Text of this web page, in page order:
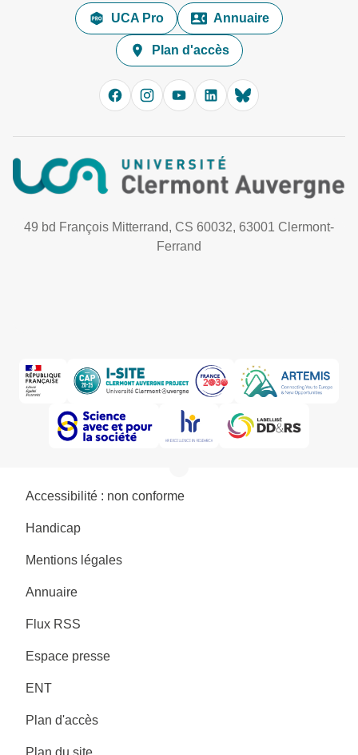
UCA Pro Annuaire
Plan d'accès
49 bd François Mitterrand, CS 60032, 63001 Clermont-
Ferrand
Accessibilité : non conforme
Handicap
Mentions légales
Annuaire
Flux RSS
Espace presse
ENT
Plan d'accès